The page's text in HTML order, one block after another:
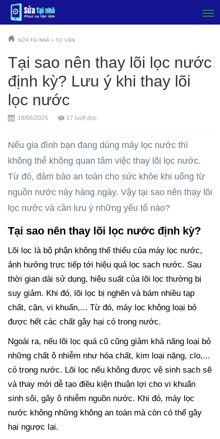
SỬA TẠI NHÀ » TƯ VẤN
Tại sao nên thay lõi lọc nước
định kỳ? Lưu ý khi thay lõi
lọc nước
18/06/2025 17 lượt đọc
Nếu gia đình bạn đang dùng máy lọc nước thì
không thể không quan tâm việc thay lõi lọc nước.
Từ đó, đảm bảo an toàn cho sức khỏe khi uống từ
nguồn nước này hàng ngày. Vậy tại sao nên thay lõi
lọc nước và cần lưu ý những yếu tố nào?
Tại sao nên thay lõi lọc nước định kỳ?
Lõi lọc là bộ phận không thể thiếu của máy lọc nước,
ảnh hưởng trực tiếp tới hiệu quả lọc sạch nước. Sau
thời gian dài sử dụng, hiệu suất của lõi lọc thường bị
suy giảm. Khi đó, lõi lọc bị nghẽn và bám nhiều tạp
chất, cặn, vi khuẩn,... Từ đó, máy lọc không loại bỏ
được hết các chất gây hại có trong nước.
Ngoài ra, nếu lõi lọc quá cũ cũng giảm khả năng loại bỏ
những chất ô nhiễm như hóa chất, kim loại nặng, clo,...
có trong nước. Lõi lọc nếu không được vệ sinh sạch sẽ
và thay mới dễ tạo điều kiện thuận lợi cho vi khuẩn
sinh sôi, gây ô nhiễm nguồn nước. Khi đó, máy lọc
nước không những không an toàn mà còn có thể gây
hại ngược lại.